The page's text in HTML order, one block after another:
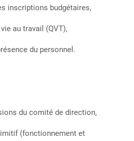
inscriptions budgétaires,
au travail (QVT),
du personnel.
du comité de direction,
(fonctionnement et